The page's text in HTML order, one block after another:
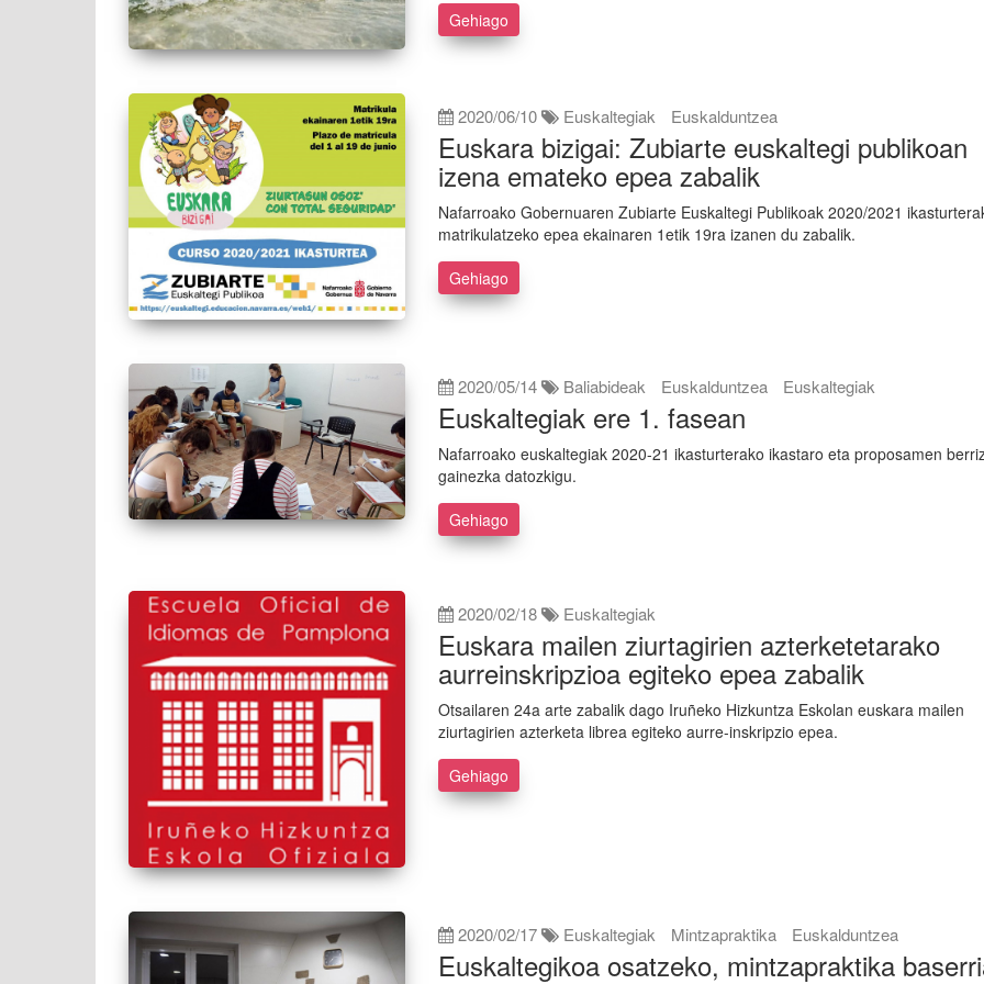
Gehiago
2020/06/10 Euskaltegiak Euskalduntzea
Euskara bizigai: Zubiarte euskaltegi publikoan
izena emateko epea zabalik
Nafarroako Gobernuaren Zubiarte Euskaltegi Publikoak 2020/2021
matrikulatzeko epea ekainaren 1etik 19ra izanen du zabalik.
Gehiago
2020/05/14 Baliabideak Euskalduntzea Euskaltegiak
Euskaltegiak ere 1. fasean
Nafarroako euskaltegiak 2020-21 ikasturterako ikastaro eta proposamen
gainezka datozkigu.
Gehiago
2020/02/18 Euskaltegiak
Euskara mailen ziurtagirien azterketetarako
aurreinskripzioa egiteko epea zabalik
Otsailaren 24a arte zabalik dago Iruñeko Hizkuntza Eskolan euskara mailen
ziurtagirien azterketa librea egiteko aurre-inskripzio epea.
Gehiago
2020/02/17 Euskaltegiak Mintzapraktika Euskalduntzea
Euskaltegikoa osatzeko, mintzapraktika